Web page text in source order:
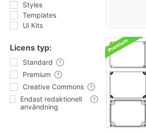
Styles
Templates
Ui Kits
Licens typ:
Standard
Premium
Creative Commons
Endast redaktionell
användning